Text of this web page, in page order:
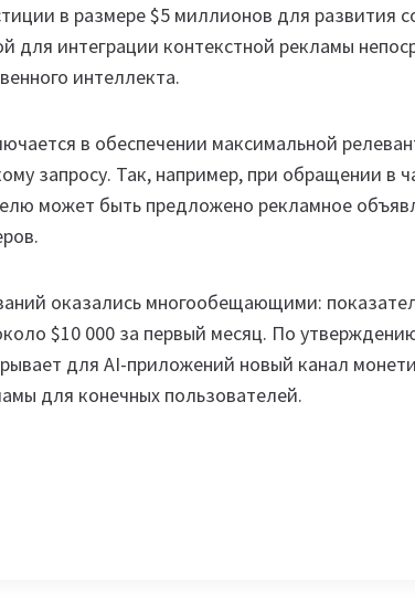
в размере $5 миллионов для развития
для интеграции контекстной рекламы
интеллекта.
в обеспечении максимальной
запросу. Так, например, при обращении в
может быть предложено рекламное
оказались многообещающими:
$10 000 за первый месяц. По
для AI-приложений новый канал
для конечных пользователей.